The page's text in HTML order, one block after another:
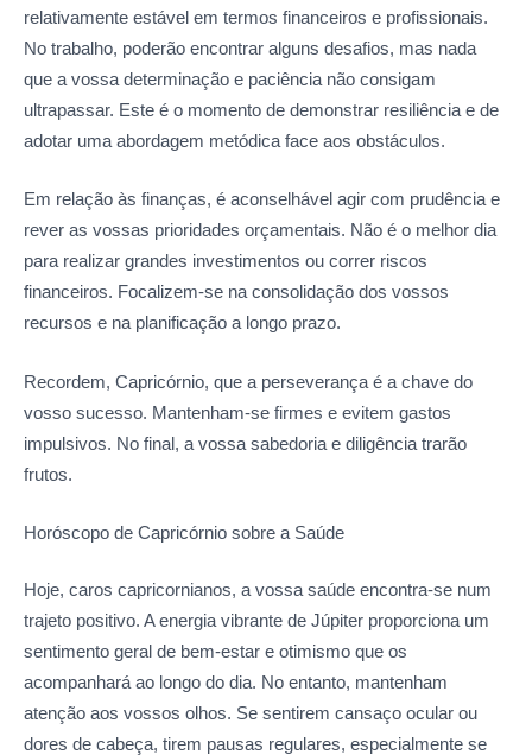
relativamente estável em termos financeiros e profissionais.
No trabalho, poderão encontrar alguns desafios, mas nada
que a vossa determinação e paciência não consigam
ultrapassar. Este é o momento de demonstrar resiliência e de
adotar uma abordagem metódica face aos obstáculos.
Em relação às finanças, é aconselhável agir com prudência e
rever as vossas prioridades orçamentais. Não é o melhor dia
para realizar grandes investimentos ou correr riscos
financeiros. Focalizem-se na consolidação dos vossos
recursos e na planificação a longo prazo.
Recordem, Capricórnio, que a perseverança é a chave do
vosso sucesso. Mantenham-se firmes e evitem gastos
impulsivos. No final, a vossa sabedoria e diligência trarão
frutos.
Horóscopo de Capricórnio sobre a Saúde
Hoje, caros capricornianos, a vossa saúde encontra-se num
trajeto positivo. A energia vibrante de Júpiter proporciona um
sentimento geral de bem-estar e otimismo que os
acompanhará ao longo do dia. No entanto, mantenham
atenção aos vossos olhos. Se sentirem cansaço ocular ou
dores de cabeça, tirem pausas regulares, especialmente se